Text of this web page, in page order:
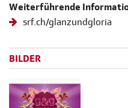
Weiterführende
srf.ch/glanzundgloria
BILDER